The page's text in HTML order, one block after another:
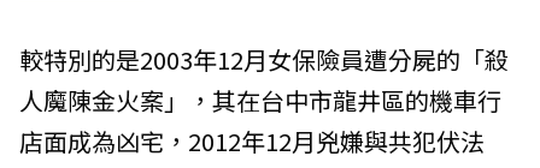
較特別的是2003年12月女保險員遭分屍的「殺
人魔陳金火案」，其在台中市龍井區的機車行
店面成為凶宅，2012年12月兇嫌與共犯伏法